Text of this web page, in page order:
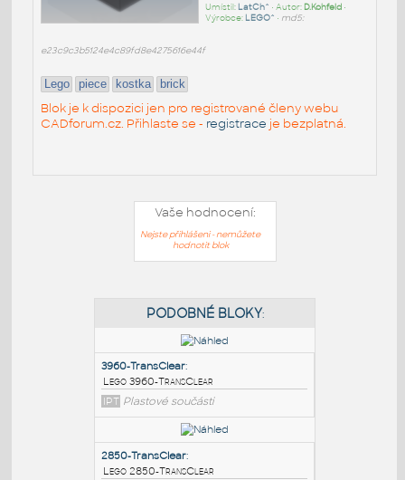
Umístil: LatCh^ • Autor: D.Kohfeld•
Výrobce: LEGO^ • md5:
e23c9c3b5124e4c89fd8e4275616e44f
Lego piece kostka brick
Blok je k dispozici jen pro registrované členy webu
CADforum.cz. Přihlaste se - registrace je bezplatná.
Vaše hodnocení:
Nejste přihlášeni - nemůžete
hodnotit blok
PODOBNÉ BLOKY